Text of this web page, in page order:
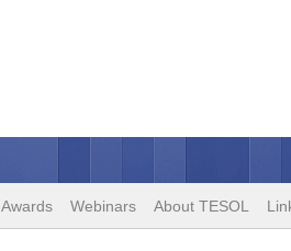
Awards Webinars About TESOL